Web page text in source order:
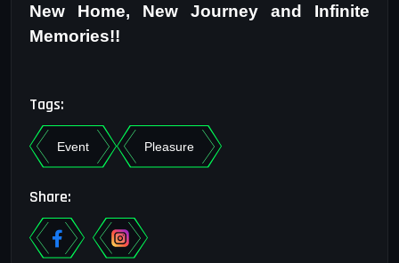
New Home, New Journey and Infinite
Memories!!
Tags:
Event Pleasure
Share: